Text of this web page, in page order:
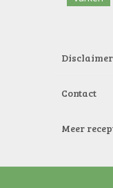
Disclaimer
Contact
Meer